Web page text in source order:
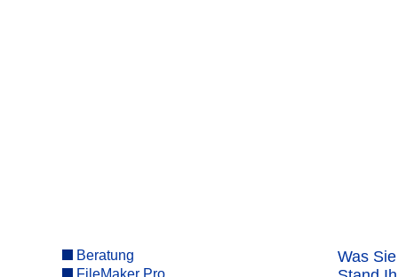
Beratung
FileMaker Pro
Was